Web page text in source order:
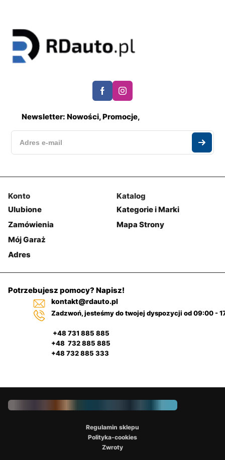
Newsletter: Nowości, Promocje,
Konto
Ulubione
Zamówienia
Mój Garaż
Adres
Katalog
Kategorie i Marki
Mapa Strony
Potrzebujesz pomocy? Napisz!
kontakt@rdauto.pl
Zadzwoń, jesteśmy do twojej dyspozycji od 09:00 -
+48 731 885 885
+48 732 885 885
+48 732 885 333
Regulamin sklepu
Polityka-cookies
Zwroty